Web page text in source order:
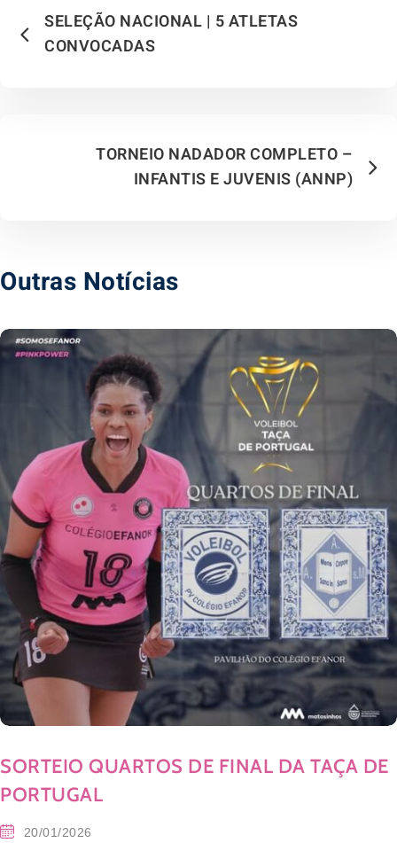
SELEÇÃO NACIONAL | 5 ATLETAS
CONVOCADAS
TORNEIO NADADOR COMPLETO –
INFANTIS E JUVENIS (ANNP)
Outras Notícias
SORTEIO QUARTOS DE FINAL DA TAÇA DE
PORTUGAL
20/01/2026